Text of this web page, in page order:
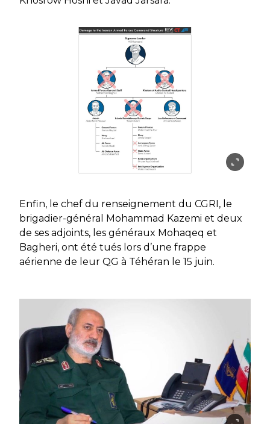
Enfin, le chef du renseignement du CGRI, le
brigadier-général Mohammad Kazemi et deux
de ses adjoints, les généraux Mohaqeq et
Bagheri, ont été tués lors d’une frappe
aérienne de leur QG à Téhéran le 15 juin.